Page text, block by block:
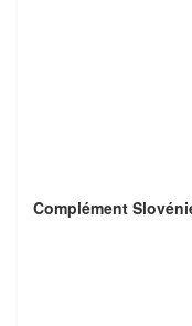
Complément